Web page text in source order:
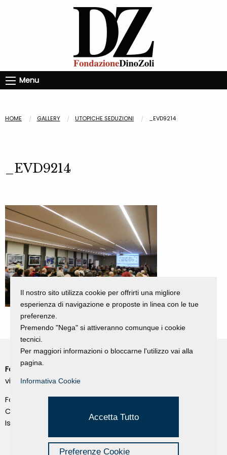
Menu
HOME GALLERY UTOPICHE SEDUZIONI _EVD9214
_EVD9214
Fondazione Dino Zoli
viale Bologna 288, Forlì
Fondo dot. euro 285.000 i.v.
CF e P.IVA 03692820404
Isc.Reg Per.Giu. n. 10404
Il nostro sito utilizza cookie per offrirti una migliore
esperienza di navigazione e proposte in linea con le tue
preferenze.
Premendo "Nega" si attiveranno comunque i cookie
tecnici.
Per maggiori informazioni o bloccarne l'utilizzo vai alla
pagina.
Informativa Cookie
Accetta Tutto
Preferenze Cookie